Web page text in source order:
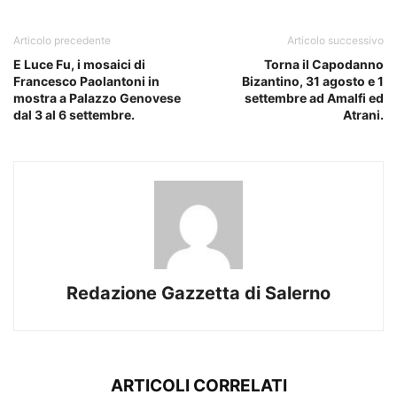
Articolo precedente
E Luce Fu, i mosaici di
Francesco Paolantoni in
mostra a Palazzo Genovese
dal 3 al 6 settembre.
Articolo successivo
Torna il Capodanno
Bizantino, 31 agosto e 1
settembre ad Amalfi ed
Atrani.
Redazione Gazzetta di Salerno
ARTICOLI CORRELATI